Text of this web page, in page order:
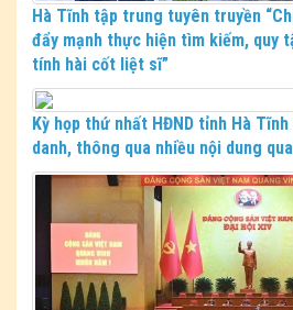
Hà Tĩnh tập trung tuyên truyền
đẩy mạnh thực hiện tìm kiếm, quy
tính hài cốt liệt sĩ”
Kỳ họp thứ nhất HĐND tỉnh Hà
danh, thông qua nhiều nội dung